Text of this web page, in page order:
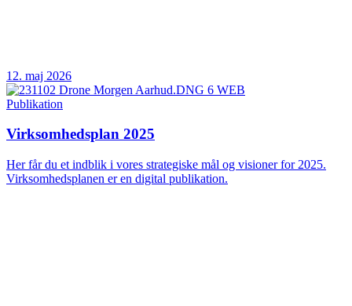
12. maj 2026
Publikation
Virksomhedsplan 2025
Her får du et indblik i vores strategiske mål og visioner for 2025.
Virksomhedsplanen er en digital publikation.